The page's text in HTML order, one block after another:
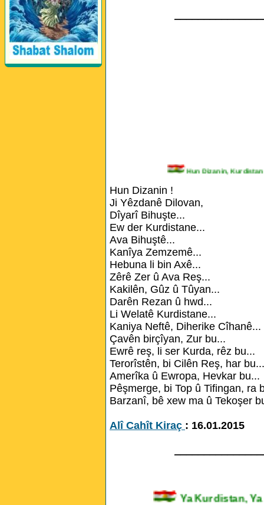
Hun Dizanin,
Hun Dizanin !
Ji Yêzdanê Dilovan,
Dîyarî Bihuşte...
Ew der Kurdistane...
Ava Bihuştê...
Kanîya Zemzemê...
Hebuna li bin Axê...
Zêrê Zer û Ava Reş...
Kakilên, Gûz û Tûyan...
Darên Rezan û hwd...
Li Welatê Kurdistane...
Kaniya Neftê, Diherike Cîhanê...
Çavên birçîyan, Zur bu...
Ewrê reş, li ser Kurda, rêz bu...
Terorîstên, bi Cilên Reş, har bu...
Amerîka û Ewropa, Hevkar bu...
Pêşmerge, bi Top û Tifingan, ra
Barzanî, bê xew ma û Tekoşer
Alî Cahît Kiraç : 16.01.2015
Ya Kurdistan,